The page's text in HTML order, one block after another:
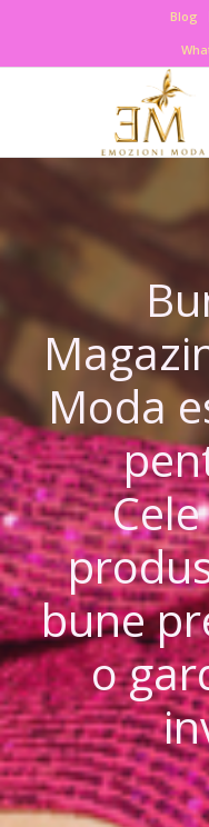
Blog
Moda
bune
o